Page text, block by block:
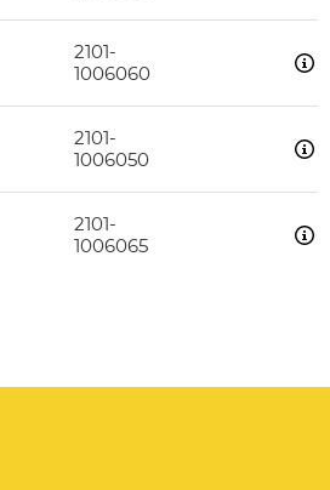
2101-
1006060
2101-
1006050
2101-
1006065